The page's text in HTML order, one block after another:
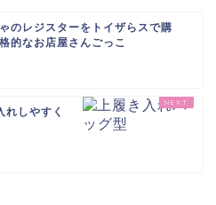
のレジスターをトイザらスで購
的なお店屋さんごっこ
れしやすく